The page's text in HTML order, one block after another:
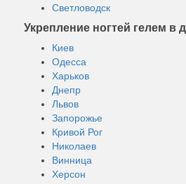
Светловодск
Укрепление ногтей гелем в
Киев
Одесса
Харьков
Днепр
Львов
Запорожье
Кривой Рог
Николаев
Винница
Херсон